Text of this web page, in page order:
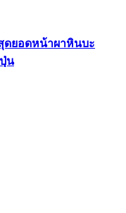
ดยอดหน้าผาหินบะ
น